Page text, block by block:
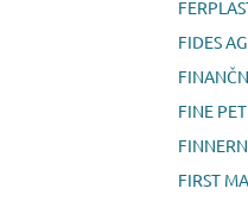
FIDES
FINE PET
FIRST